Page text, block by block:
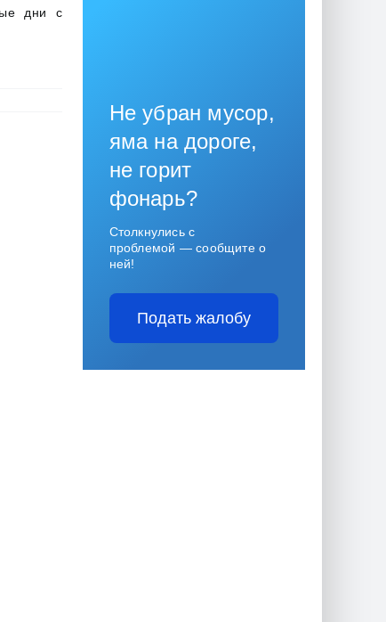
дни с
Не убран мусор,
яма на дороге,
не горит
фонарь?
Столкнулись с
проблемой — сообщите о
ней!
Подать жалобу